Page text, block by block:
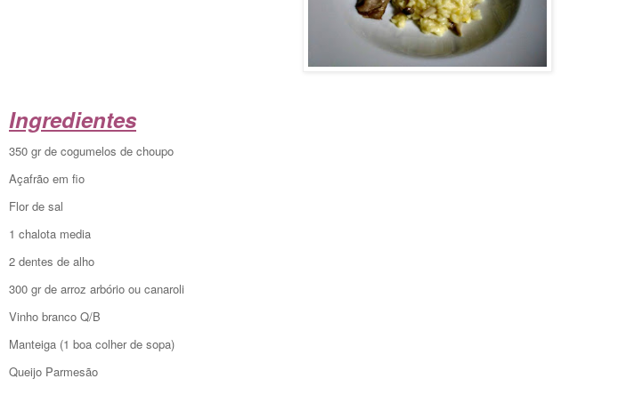
Ingredientes
350 gr de cogumelos de choupo
Açafrão em fio
Flor de sal
1 chalota media
2 dentes de alho
300 gr de arroz arbório ou canaroli
Vinho branco Q/B
Manteiga (1 boa colher de sopa)
Queijo Parmesão